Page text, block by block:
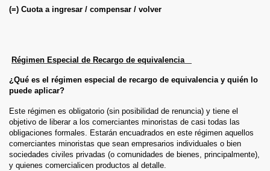
(=) Cuota a ingresar / compensar / volver
Régimen Especial de Recargo de equivalencia
¿Qué es el régimen especial de recargo de equivalencia y quién lo
puede aplicar?
Este régimen es obligatorio (sin posibilidad de renuncia) y tiene el
objetivo de liberar a los comerciantes minoristas de casi todas las
obligaciones formales. Estarán encuadrados en este régimen aquellos
comerciantes minoristas que sean empresarios individuales o bien
sociedades civiles privadas (o comunidades de bienes, principalmente),
y quienes comercialicen productos al detalle.